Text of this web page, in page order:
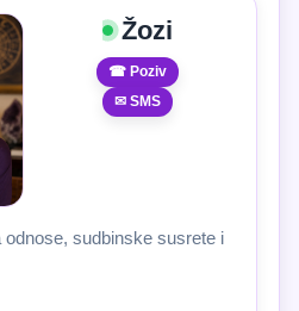
Žozi
☎ Poziv
✉ SMS
odnose, sudbinske susrete i